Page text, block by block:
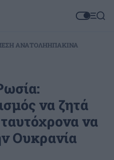
ΑΝΑΤΟΛΗΗΠΑΚΙΝΑ
να ζητά
να
Ουκρανία